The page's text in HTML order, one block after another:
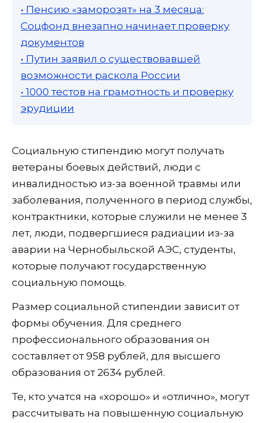
• Пенсию «заморозят» на 3 месяца:
Соцфонд внезапно начинает проверку
документов
• Путин заявил о существовавшей
возможности раскола России
• 1000 тестов на грамотность и проверку
эрудиции
Социальную стипендию могут получать
ветераны боевых действий, люди с
инвалидностью из-за военной травмы или
заболевания, полученного в период службы,
контрактники, которые служили не менее 3
лет, люди, подвергшиеся радиации из-за
аварии на Чернобыльской АЭС, студенты,
которые получают государственную
социальную помощь.
Размер социальной стипендии зависит от
формы обучения. Для среднего
профессионального образования он
составляет от 958 рублей, для высшего
образования от 2634 рублей.
Те, кто учатся на «хорошо» и «отлично», могут
рассчитывать на повышенную социальную